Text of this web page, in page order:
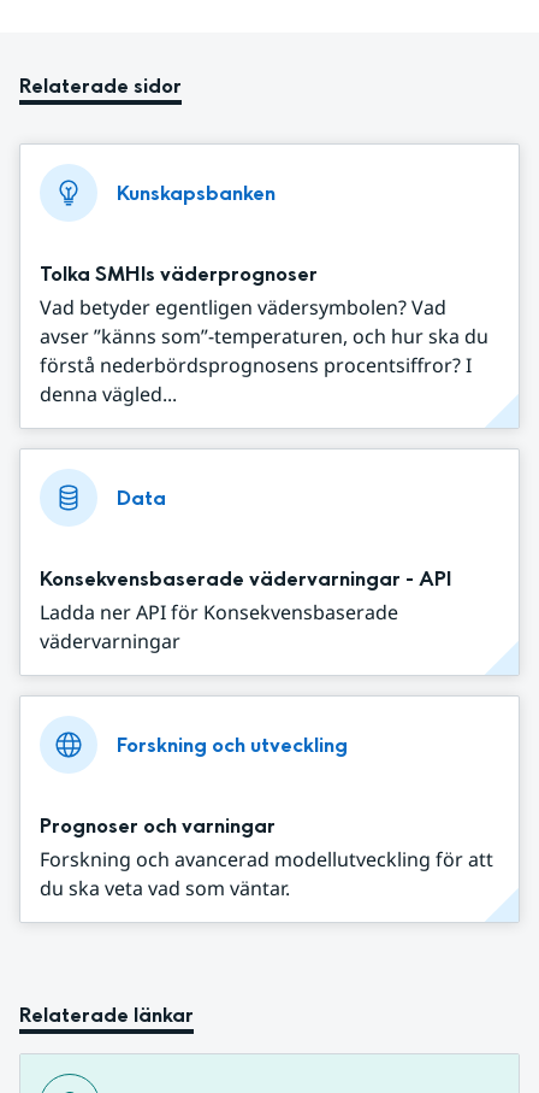
Relaterade sidor
Kunskapsbanken
Tolka SMHIs väderprognoser
Vad betyder egentligen vädersymbolen? Vad
avser ”känns som”-temperaturen, och hur ska du
förstå nederbördsprognosens procentsiffror? I
denna vägled...
Data
Konsekvensbaserade vädervarningar - API
Ladda ner API för Konsekvensbaserade
vädervarningar
Forskning och utveckling
Prognoser och varningar
Forskning och avancerad modellutveckling för att
du ska veta vad som väntar.
Relaterade länkar